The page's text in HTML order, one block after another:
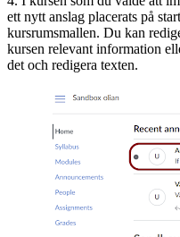
ett nytt anslag placerats på
kursrumsmallen. Du kan
kursen relevant information
det och redigera texten.